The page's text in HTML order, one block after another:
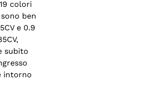
colori
ben
e 0.9
subito
intorno